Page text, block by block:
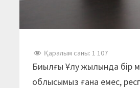
Қаралым саны: 1 107
Биылғы Ұлу жылында бір
облысымыз ғана емес,